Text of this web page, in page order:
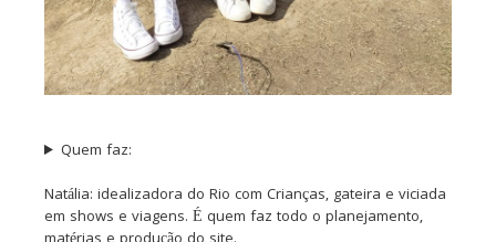
Quem faz:
Natália: idealizadora do Rio com Crianças, gateira e viciada
em shows e viagens. É quem faz todo o planejamento,